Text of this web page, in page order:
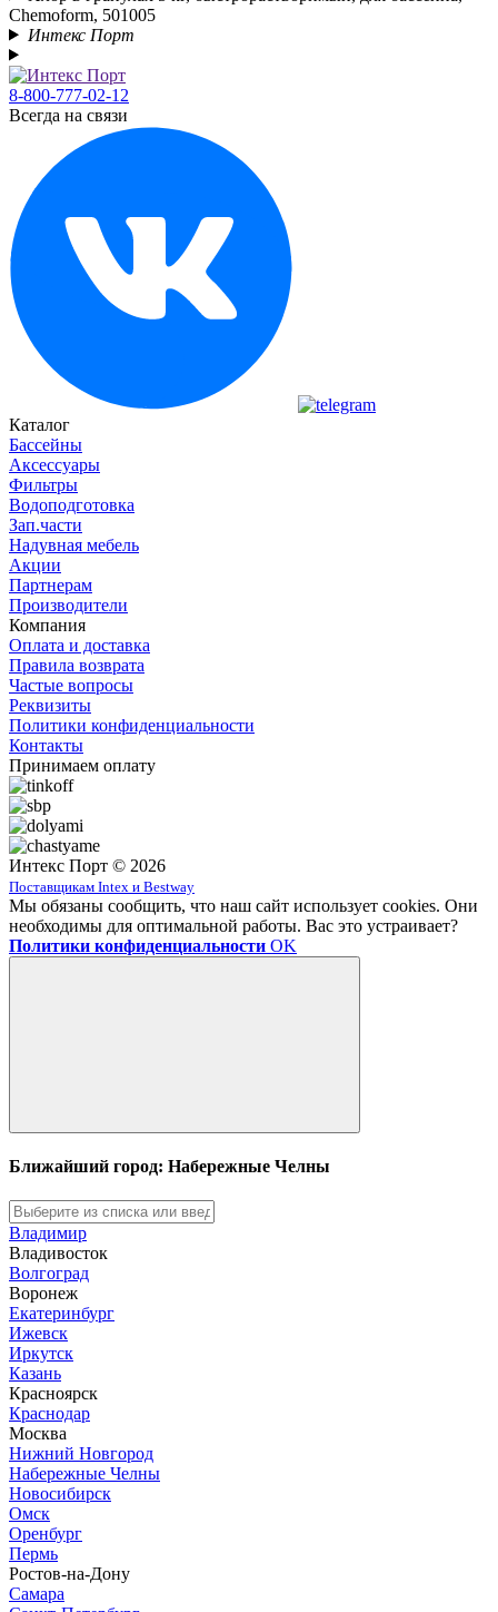
Chemoform, 501005
Интекс Порт
8-800-777-02-12
Всегда на связи
Каталог
Бассейны
Аксессуары
Фильтры
Водоподготовка
Зап.части
Надувная мебель
Акции
Партнерам
Производители
Компания
Оплата и доставка
Правила возврата
Частые вопросы
Реквизиты
Политики конфиденциальности
Контакты
Принимаем оплату
Интекс Порт © 2026
Поставщикам Intex и Bestway
Мы обязаны сообщить, что наш сайт использует cookies. Они
необходимы для оптимальной работы. Вас это устраивает?
Политики конфиденциальности OK
Ближайший город: Набережные Челны
Владимир
Владивосток
Волгоград
Воронеж
Екатеринбург
Ижевск
Иркутск
Казань
Красноярск
Краснодар
Москва
Нижний Новгород
Набережные Челны
Новосибирск
Омск
Оренбург
Пермь
Ростов-на-Дону
Самара